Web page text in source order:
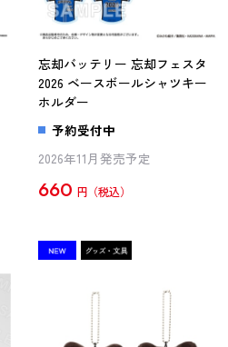
忘却バッテリー 忘却フェスタ
2026 ベースボールシャツキー
ホルダー
予約受付中
2026年11月発売予定
660 円